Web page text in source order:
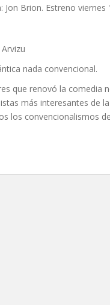
Jon Brion. Estreno
nada convencional.
que renovó la comedia
más interesantes de
los convencionalismos